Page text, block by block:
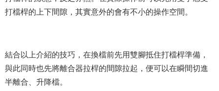
打檔桿的上下間隙，其實意外的會有不小的操作空間。
結合以上介紹的技巧，在換檔前先用雙腳抵住打檔桿準備，
與此同時也先將離合器拉桿的間隙拉起，便可以在瞬間切進
半離合、升降檔。